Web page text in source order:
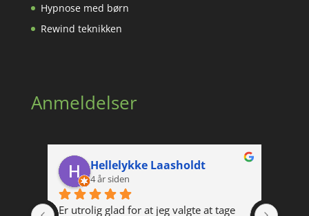
Hypnose med børn
Rewind teknikken
Anmeldelser
Hellelykke Laasholdt
4 år siden
Er utrolig glad for at jeg valgte at tage